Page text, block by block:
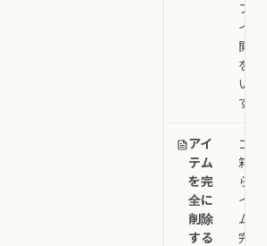
ファ
イル
閲覧
を行
いま
す。
アイ
テム
を完
全に
削除
する
ゴミ
箱か
らア
イテ
ムを
完全